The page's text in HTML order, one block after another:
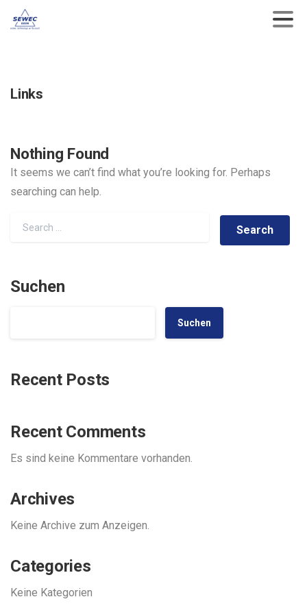
Links
Nothing Found
It seems we can’t find what you’re looking for. Perhaps
searching can help.
Search for:
Suchen
Suchen
Recent Posts
Recent Comments
Es sind keine Kommentare vorhanden.
Archives
Keine Archive zum Anzeigen.
Categories
Keine Kategorien